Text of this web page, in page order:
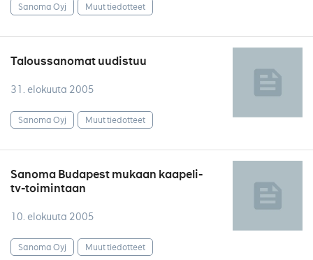
Sanoma Oyj Muut tiedotteet
Taloussanomat uudistuu
31. elokuuta 2005
Sanoma Oyj Muut tiedotteet
Sanoma Budapest mukaan kaapeli-
tv-toimintaan
10. elokuuta 2005
Sanoma Oyj Muut tiedotteet